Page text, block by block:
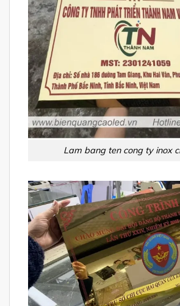
Lam bang ten cong ty inox